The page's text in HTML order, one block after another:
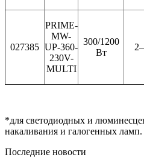
027385
PRIME-
MW-
UP-360-
230V-
MULTI
300/1200
Вт
*для светодиодных и
накаливания и галогенных ламп.
Последние новости